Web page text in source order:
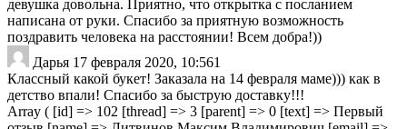
девушка довольна. Приятно, что открытка с посланием
написана от руки. Спасибо за приятную возможность
поздравить человека на расстоянии! Всем добра!))
Дарья 17 февраля 2020, 10:561
Классный какой букет! Заказала на 14 февраля маме))) как в
детство впали! Спасибо за быструю доставку!!!
Array ( [id] => 102 [thread] => 3 [parent] => 0 [text] => Первый